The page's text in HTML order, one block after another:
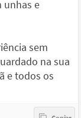
unhas e
sem
na sua
e todos os